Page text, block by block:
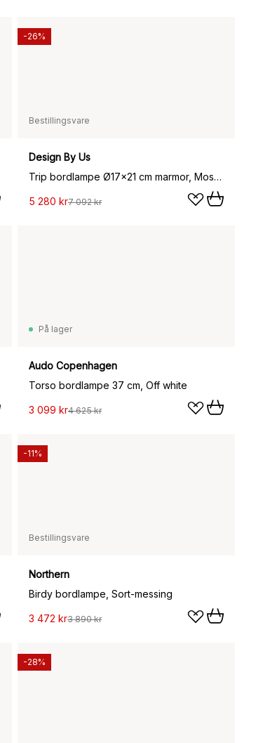
Bestillingsvare
Design By Us
Trip bordlampe Ø17x21 cm marmor, Mosegrønn-bærnsten
5 280 kr7 092 kr
-26%
På lager
Audo Copenhagen
Torso bordlampe 37 cm, Off white
3 099 kr4 625 kr
Bestillingsvare
Northern
Birdy bordlampe, Sort-messing
3 472 kr3 890 kr
-11%
-28%